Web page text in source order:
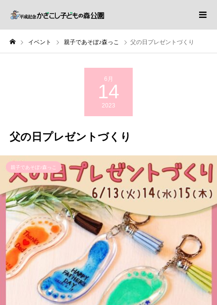
イベント 親子であそぼ♪森っこ 父の日プレゼントづくり
6月
14
2023
父の日プレゼントづくり
親子であそぼ♪森っこ